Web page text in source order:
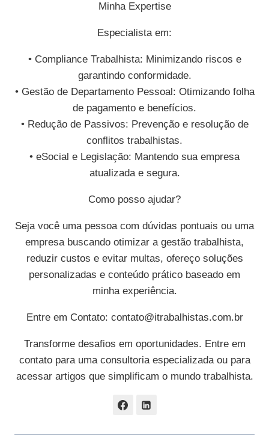
Minha Expertise
Especialista em:
• Compliance Trabalhista: Minimizando riscos e
garantindo conformidade.
• Gestão de Departamento Pessoal: Otimizando folha
de pagamento e benefícios.
• Redução de Passivos: Prevenção e resolução de
conflitos trabalhistas.
• eSocial e Legislação: Mantendo sua empresa
atualizada e segura.
Como posso ajudar?
Seja você uma pessoa com dúvidas pontuais ou uma
empresa buscando otimizar a gestão trabalhista,
reduzir custos e evitar multas, ofereço soluções
personalizadas e conteúdo prático baseado em
minha experiência.
Entre em Contato: contato@itrabalhistas.com.br
Transforme desafios em oportunidades. Entre em
contato para uma consultoria especializada ou para
acessar artigos que simplificam o mundo trabalhista.